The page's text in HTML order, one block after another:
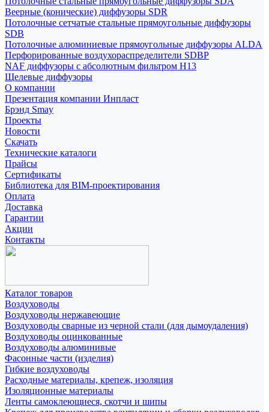
Веерные (конические) диффузоры SDR
Потолочные сетчатые стальные прямоугольные диффузоры
SDB
Потолочные алюминиевые прямоугольные диффузоры ALDA
Перфорированные воздухораспределители SDBP
NAF диффузоры с абсолютным фильтром Н13
Щелевые диффузоры
О компании
Презентация компании Инпласт
Брэнд Smay
Проекты
Новости
Скачать
Технические каталоги
Прайсы
Сертификаты
Библиотека для BIM-проектирования
Оплата
Доставка
Гарантии
Акции
Контакты
Каталог товаров
Воздуховоды
Воздуховоды нержавеющие
Воздуховоды сварные из черной стали (для дымоудаления)
Воздуховоды оцинкованные
Воздуховоды алюминивые
Фасонные части (изделия)
Гибкие воздуховоды
Расходные материалы, крепеж, изоляция
Изоляционные материалы
Ленты самоклеющиеся, скотчи и шипы